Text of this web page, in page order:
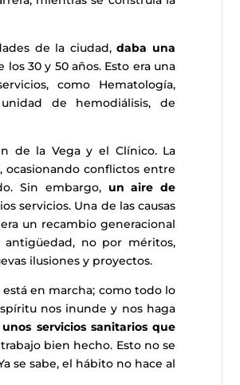
de la ciudad,daba una
30 y 50 años. Esto era una
como Hematología,
de hemodiálisis, de
de la Vega y el Clínico. La
ocasionando conflictos entre
Sin embargo, un aire de
servicios. Una de las causas
un recambio generacional
antigüedad, no por méritos,
ilusiones y proyectos.
en marcha; como todo lo
nos inunde y nos haga
unos servicios sanitarios que
bien hecho. Esto no se
se sabe, el hábito no hace al